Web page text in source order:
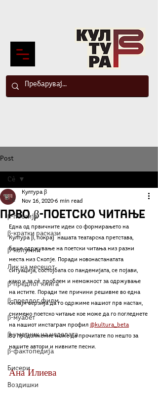
Post
Сè
β-поезија
β-кратки раскази
β-колумни
Лик на месецот
β-предлог книга
β-предлог филм
β-муабет
β-уметник на неделата
β-фактопедија
Бисери
Воздишки
Сè
Прво β-поетско читање
Култура β
Nov 16, 2020 6 min read
Една од првичните идеи со формирањето на
Култура β, покрај  нашата театарска претстава,
беше одржување на поетски читањa низ разни
места низ Скопје. Поради новонастанатата
ситуација, состојбата со пандемијата, се појави,
како и за сè, проблем и неможност за одржување
на истите. Поради тие причини решивме во една
онлајн верзија да го одржиме нашиот прв настан,
снимено поетско читање кое може да го погледнете
на нашиот инстаграм профил @kultura_beta
Во продолжение може да прочитате по нешто за
нашите автори и нивните песни.
Ана Илиева